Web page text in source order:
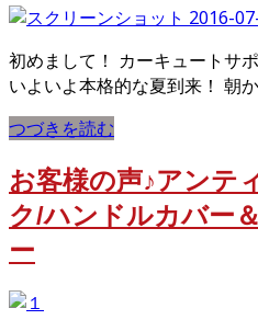
初めまして！ カーキュートサ
いよいよ本格的な夏到来！ 朝
つづきを読む
お客様の声♪アンテ
ク/ハンドルカバー
ー